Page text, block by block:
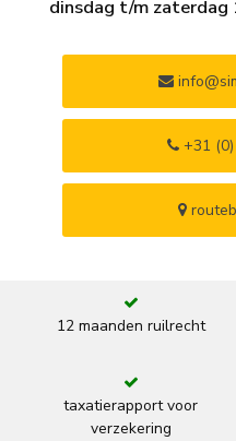
dinsdag t/m zaterdag
+31
12 maanden ruilrecht
taxatierapport voor
verzekering